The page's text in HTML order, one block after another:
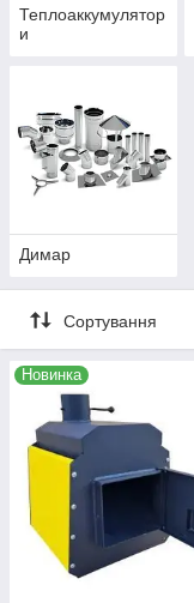
Теплоаккумулятор
и
Димар
Сортування
Новинка